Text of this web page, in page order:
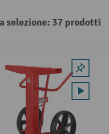
selezione: 37 prodotti